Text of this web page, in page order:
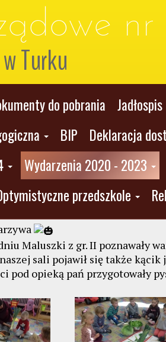
nr
Turku
do pobrania Jadłospis
BIP Deklaracja
Wydarzenia 2020 - 2023
przedszkole
Maluszki z gr. II poznawały
sali pojawił się także kącik
pod opieką pań przygotowały